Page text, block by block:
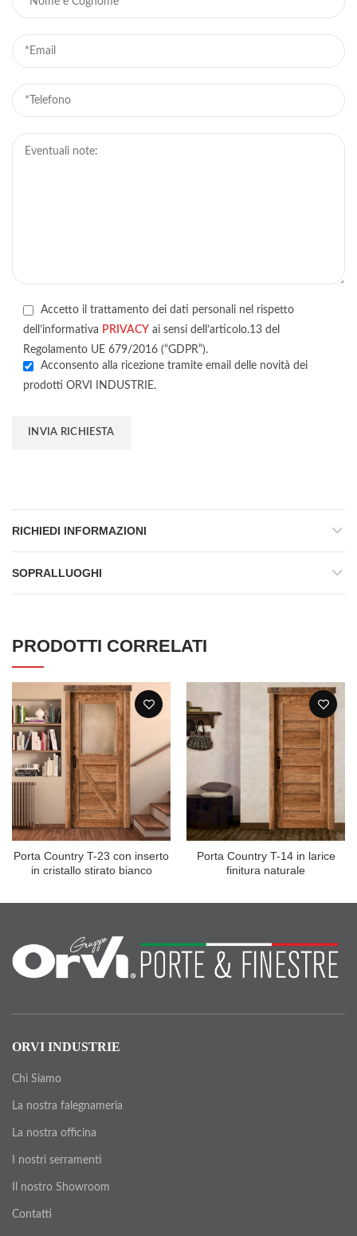
Accetto il trattamento dei dati personali nel rispetto
dell’informativa PRIVACY ai sensi dell’articolo.13 del
Regolamento UE 679/2016 (“GDPR”).
Acconsento alla ricezione tramite email delle novità dei
prodotti ORVI INDUSTRIE.
RICHIEDI INFORMAZIONI
SOPRALLUOGHI
PRODOTTI CORRELATI
Porta Country T-23 con inserto
in cristallo stirato bianco
Porta Country T-14 in larice
finitura naturale
ORVI INDUSTRIE
Chi Siamo
La nostra falegnameria
La nostra officina
I nostri serramenti
Il nostro Showroom
Contatti